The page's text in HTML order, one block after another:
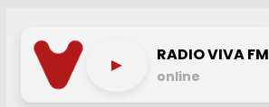
content
► RADIO VIVA FM
online